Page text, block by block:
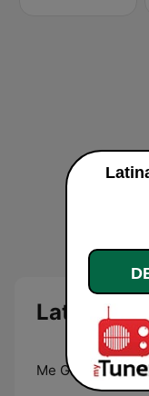
Latina
Me Gusta Mas